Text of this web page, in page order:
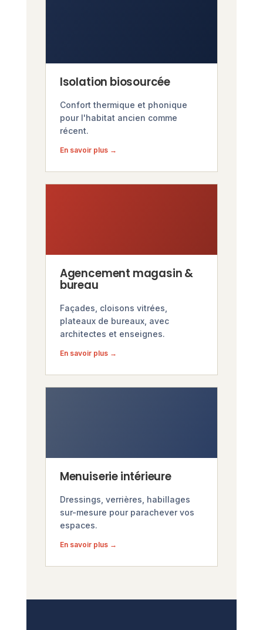
Isolation biosourcée
Confort thermique et phonique
pour l'habitat ancien comme
récent.
En savoir plus →
Agencement magasin &
bureau
Façades, cloisons vitrées,
plateaux de bureaux, avec
architectes et enseignes.
En savoir plus →
Menuiserie intérieure
Dressings, verrières, habillages
sur-mesure pour parachever vos
espaces.
En savoir plus →